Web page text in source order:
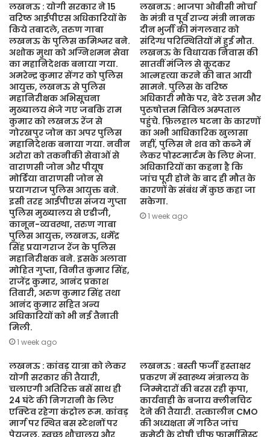
लखनऊ : योगी सरकार ने 15
वरिष्ठ आईपीएस अधिकारियों के
किये तबादले, तरुण गाबा
लखनऊ के पुलिस कमिश्नर बने.
अशोक मुथा को अग्निशमन सेवा
का महानिदेशक बनाया गया.
अमरेन्द्र कुमार सेंगर को पुलिस
आयुक्त, लखनऊ से पुलिस
महानिरीक्षक अभिसूचना
मुख्यालय भेजे गए जबकि राम
कुमार को लखनऊ रेंज से
गोरखपुर जोन का अपर पुलिस
महानिदेशक बनाया गया. नवीन
अरोरा को तकनीकी सेवाओं से
वाराणसी जोन और पीयूष
मोर्डिया वाराणसी जोन से
प्रयागराज पुलिस आयुक्त बने.
इसी तरह आईपीएस संजय गुप्ता
पुलिस मुख्यालय से एडीजी,
कानून-व्यवस्था, तरुण गाबा
पुलिस आयुक्त, लखनऊ, धर्मेंद्र
सिंह प्रयागराज रेंज के पुलिस
महानिरीक्षक बने. इसके अलावा
मोहित गुप्ता, विनीत कुमार सिंह,
राजेंद्र कुमार, आनंद प्रकाश
तिवारी, अरुण कुमार सिंह तथा
आनंद कुमार सहित अन्य
अधिकारियों को भी नई तैनाती
मिली.
1 week ago
लखनऊ : भाजपा ओबीसी मोर्चा
के मंत्री व पूर्व राज्य मंत्री नानक
दीन भुर्जी की मंगलवार को
संदिग्ध परिस्थितियों में हुई मौत.
लखनऊ के विधायक निवास की
सातवीं मंजिल से कूदकर
आत्महत्या करने की बात आयी
सामने. पुलिस के वरिष्ठ
अधिकारी मौके पर, बेटे उत्तम और
पुरुषोत्तम सिविल अस्पताल
पहुंचे. फ़िलहाल घटना के कारणों
का अभी आधिकारिक खुलासा
नहीं, पुलिस ने शव को कब्जे में
लेकर पोस्टमार्टम के लिए भेजा.
अधिकारियों का कहना है कि
जांच पूरी होने के बाद ही मौत के
कारणों के संबंध में कुछ कहा जा
सकेगा.
1 week ago
लखनऊ : कांवड़ यात्रा को लेकर
योगी सरकार की तैयारी,
चलाएगी अतिरिक्त बसें साथ ही
24 घंटे की निगरानी के लिए
एक्टिव रहेगा कंट्रोल रूम. कांवड़
मार्ग पर स्थित बस स्टेशनों पर
पेयजल, स्वच्छ शौचालय और
लखनऊ : बस्ती फर्जी हस्ताक्षर
प्रकरण में स्वास्थ्य मंत्रालय के
जिम्मेदारों की बरस रही कृपा,
कार्यवाही के बजाय क्लीनचिट
देने की तैयारी. तत्कालीन CMO
की अध्यक्षता में गठित जांच
कमेटी के दोषी चीफ फार्मासिस्ट